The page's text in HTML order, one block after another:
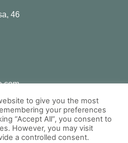
46
to give you the most
your preferences
“Accept All”, you consent to
However, you may visit
a controlled consent.